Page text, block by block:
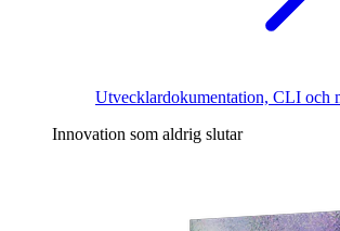
Utvecklardokumentation, CLI och
Innovation som aldrig slutar